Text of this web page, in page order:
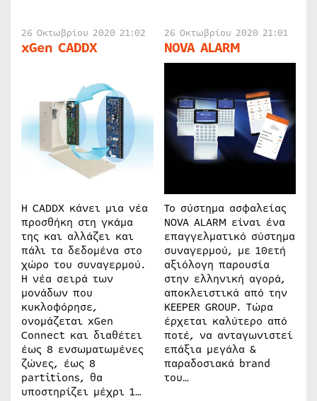
26 Οκτωβρίου 2020 21:02
xGen CADDX
Η CADDX κάνει μια νέα
προσθήκη στη γκάμα
της και αλλάζει και
πάλι τα δεδομένα στο
χώρο του συναγερμού.
Η νέα σειρά των
μονάδων που
κυκλοφόρησε,
ονομάζεται xGen
Connect και διαθέτει
έως 8 ενσωματωμένες
ζώνες, έως 8
partitions, θα
υποστηρίζει μέχρι 1…
26 Οκτωβρίου 2020 21:01
NOVA ALARM
Το σύστημα ασφαλείας
NOVA ALARM είναι ένα
επαγγελματικό σύστημα
συναγερμού, με 10ετή
αξιόλογη παρουσία
στην ελληνική αγορά,
αποκλειστικά από την
KEEPER GROUP. Τώρα
έρχεται καλύτερο από
ποτέ, να ανταγωνιστεί
επάξια μεγάλα &
παραδοσιακά brand
του…